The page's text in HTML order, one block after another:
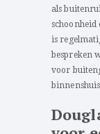
als
schoonheid
is
bespreken
voor